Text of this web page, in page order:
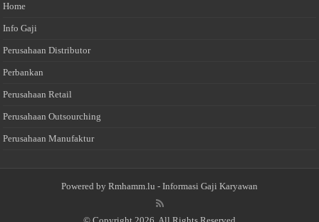
Home
Info Gaji
Perusahaan Distributor
Perbankan
Perusahaan Retail
Perusahaan Outsourching
Perusahaan Manufaktur
Powered by Rmhamm.lu - Informasi Gaji Karyawan